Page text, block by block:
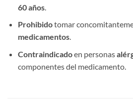
60 años.
Prohibido tomar
medicamentos.
Contraindicado​ en personas ​
componentes del medicamento.